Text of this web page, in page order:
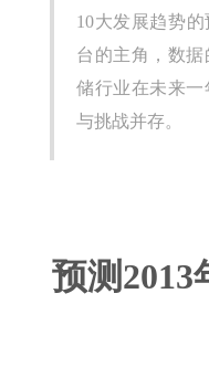
10大发展趋势
台的主角，数
储行业在未来
与挑战并存。
预测2013